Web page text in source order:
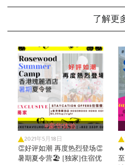
了解更
#豪华体验
2021年5月18日
👏好评如潮 再度热烈登场👏
暑期夏令营🏖️ [独家]住宿优